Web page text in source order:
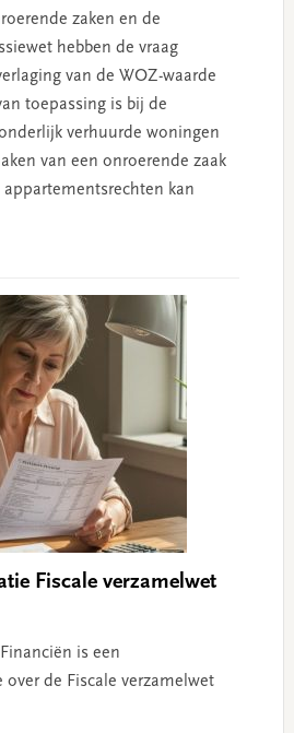
zaken en de
hebben de vraag
van de WOZ-waarde
toepassing is bij de
verhuurde woningen
van een onroerende zaak
kan
Fiscale verzamelwet
is een
de Fiscale verzamelwet